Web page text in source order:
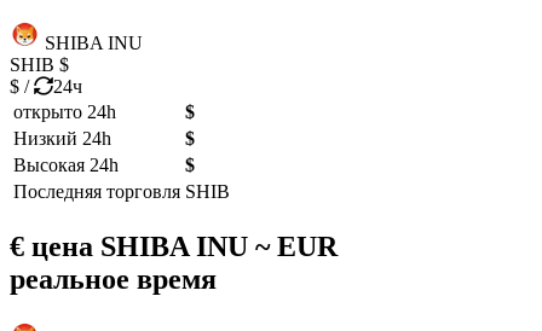
SHIBA INU
SHIB $
$ /
24ч
открыто 24h
$
Низкий 24h
$
Высокая 24h
$
Последняя торговля SHIB
€ цена SHIBA INU ~ EUR
реальное время